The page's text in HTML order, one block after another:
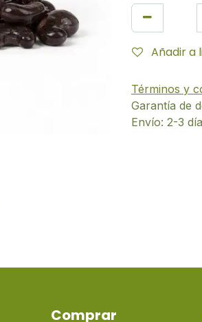
Añadir a
Términos y
Garantía de
Envío: 2-3
Comprar